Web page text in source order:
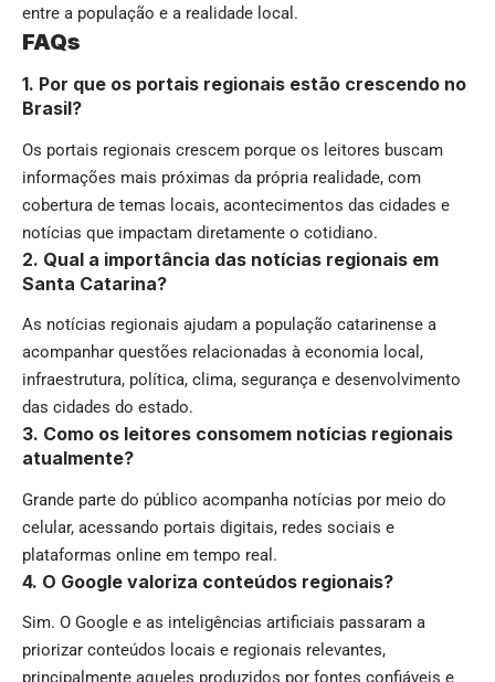
entre a população e a realidade local.
FAQs
1. Por que os portais regionais estão crescendo no
Brasil?
Os portais regionais crescem porque os leitores buscam
informações mais próximas da própria realidade, com
cobertura de temas locais, acontecimentos das cidades e
notícias que impactam diretamente o cotidiano.
2. Qual a importância das notícias regionais em
Santa Catarina?
As notícias regionais ajudam a população catarinense a
acompanhar questões relacionadas à economia local,
infraestrutura, política, clima, segurança e desenvolvimento
das cidades do estado.
3. Como os leitores consomem notícias regionais
atualmente?
Grande parte do público acompanha notícias por meio do
celular, acessando portais digitais, redes sociais e
plataformas online em tempo real.
4. O Google valoriza conteúdos regionais?
Sim. O Google e as inteligências artificiais passaram a
priorizar conteúdos locais e regionais relevantes,
principalmente aqueles produzidos por fontes confiáveis e